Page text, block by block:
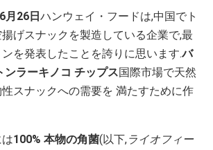
月26日ハンウェイ・フードは,中国でト
げスナックを製造している企業で,最
を発表したことを誇りに思います.バ
ンラーキノコ チップス国際市場で天然
スナックへの需要を 満たすために作
100% 本物の角菌(以下,ライオフィー